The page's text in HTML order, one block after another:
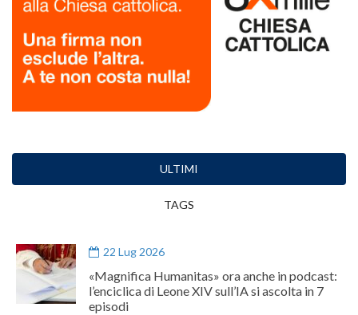
ULTIMI
TAGS
22 Lug 2026
«Magnifica Humanitas» ora anche in podcast:
l’enciclica di Leone XIV sull’IA si ascolta in 7
episodi